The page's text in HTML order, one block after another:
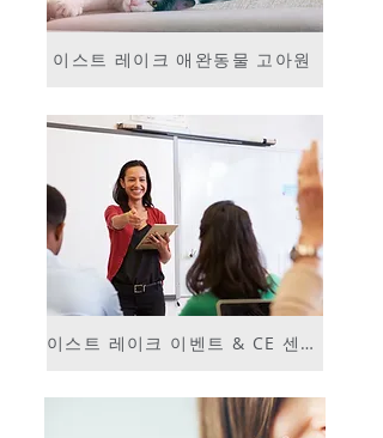
이스트 레이크 애완동물 고아원
이스트 레이크 이벤트 & CE 센터